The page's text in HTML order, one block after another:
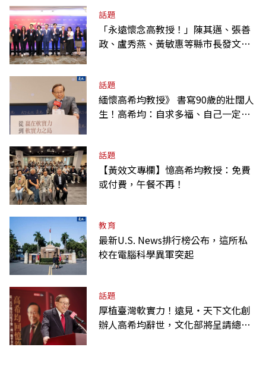
話題
「永遠懷念高教授！」陳其邁、張善
政、盧秀燕、黃敏惠等縣市長發文弔
話題
緬懷高希均教授》 書寫90歲的壯闊人
生！高希均：自求多福、自己一定要
話題
【黃效文專欄】憶高希均教授：免費
或付費，午餐不再！
教育
最新U.S. News排行榜公布，這所私
校在電腦科學異軍突起
話題
厚植臺灣軟實力！遠見‧天下文化創
辦人高希均辭世，文化部將呈請總統